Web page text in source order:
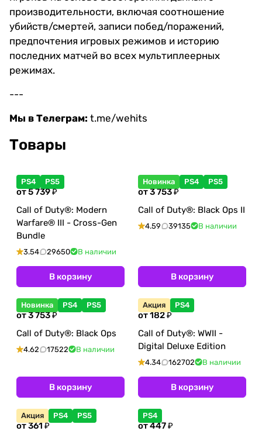
производительности, включая соотношение
убийств/смертей, записи побед/поражений,
предпочтения игровых режимов и историю
последних матчей во всех мультиплеерных
режимах.
---
Мы в Телеграм: t.me/wehits
Товары
PS4 PS5
от 5 739 ₽
Call of Duty®: Modern
Warfare® III - Cross-Gen
Bundle
3.54 29650 В наличии
В корзину
Новинка PS4 PS5
от 3 753 ₽
Call of Duty®: Black Ops II
4.59 39135 В наличии
В корзину
Новинка PS4 PS5
от 3 753 ₽
Call of Duty®: Black Ops
4.62 17522 В наличии
В корзину
Акция PS4
от 182 ₽
Call of Duty®: WWII -
Digital Deluxe Edition
4.34 162702 В наличии
В корзину
Акция PS4 PS5
от 361 ₽
PS4
от 447 ₽